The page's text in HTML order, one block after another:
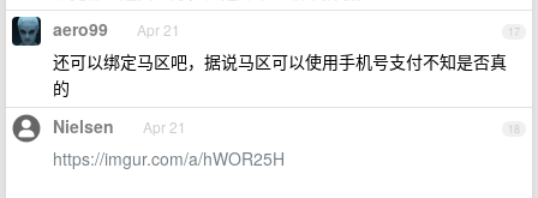
17
aero99 Apr 21
还可以绑定马区吧，据说马区可以使用手机号支付不知是否真
的
18
Nielsen Apr 21
https://imgur.com/a/hWOR25H